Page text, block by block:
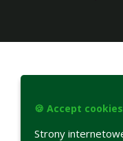
🍪 Accept
Strony